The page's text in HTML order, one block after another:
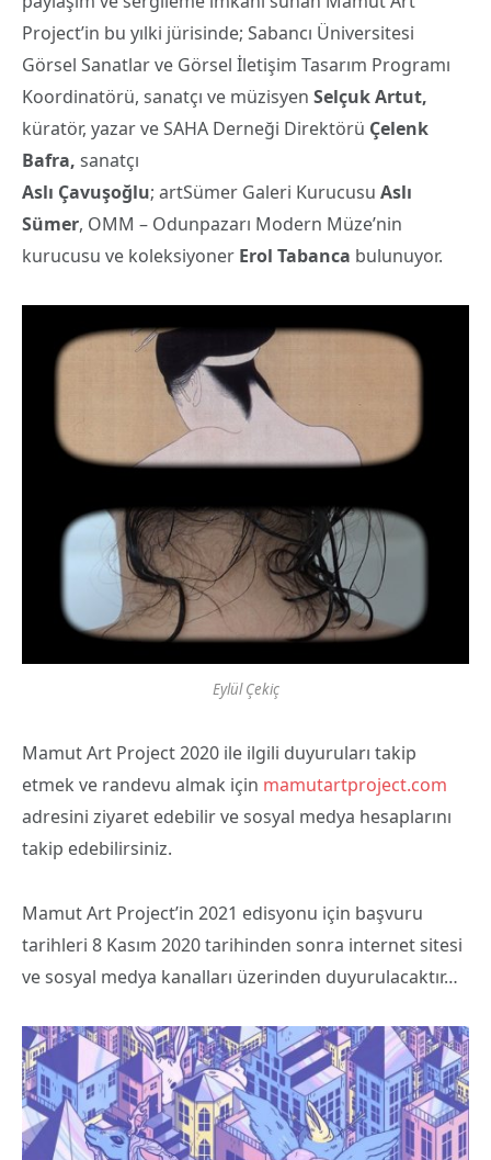
Project’in bu yılki jürisinde; Sabancı Üniversitesi
Görsel Sanatlar ve Görsel İletişim Tasarım Programı
Koordinatörü, sanatçı ve müzisyen Selçuk Artut,
küratör, yazar ve SAHA Derneği Direktörü Çelenk
Bafra, sanatçı
Aslı Çavuşoğlu; artSümer Galeri Kurucusu Aslı
Sümer, OMM – Odunpazarı Modern Müze’nin
kurucusu ve koleksiyoner Erol Tabanca bulunuyor.
Eylül Çekiç
Mamut Art Project 2020 ile ilgili duyuruları takip
etmek ve randevu almak için mamutartproject.com
adresini ziyaret edebilir ve sosyal medya hesaplarını
takip edebilirsiniz.
Mamut Art Project’in 2021 edisyonu için başvuru
tarihleri 8 Kasım 2020 tarihinden sonra internet sitesi
ve sosyal medya kanalları üzerinden duyurulacaktır…